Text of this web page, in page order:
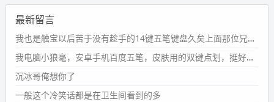
wdssmq
2024-09-23 21:00:49
#PubWord要不我每年汇总整理一次？？碎雨集_沉冰浮水_
第1页https://www.wdssmq.com/tag/%E7%A2%8E%E9%9
B%A8%E9%9B%86/
wdssmq
2024-09-23 20:58:40
最新留言
我也是触宝以后苦于没有趁手的14键五笔键盘久矣上面那位兄台用的百度双键点划布局我也用过很久，那个皮肤做得很粗糙，个别键位的触发区域是错位的，快速打字时很容易出错，修改它的皮肤文件校正后勉强能用，但早年出的皮肤分辨率太低，实在谈不上美观。百度小米定制版的商店里有一个"小黑板"皮肤还不错(百度官方输入法商店里没有)，但那个风格我不喜欢这两天找到了一个叫"森林集"的公众号，开发了海量的皮肤，很多都有14键版本，付费但很便宜，几块钱，终于有自己满意的输入法了搜了一下，这个工作室还是百度的官方合作伙伴，不知道为什么14键作品都不在官方商店上架，难道是百度官方在刻意放弃14键？
我电脑小狼毫，安卓手机百度五笔，皮肤用的双键点划，挺好的。
沉冰哥俺想你了
一般这个冷笑话都是在卫生间看到的多